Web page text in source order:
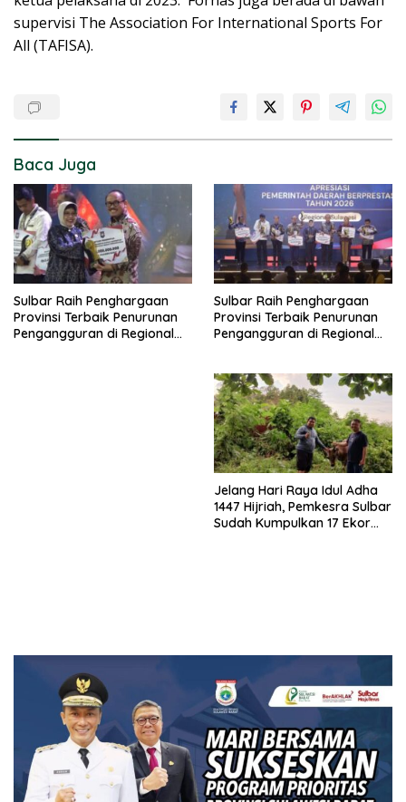
supervisi The Association For International Sports For
All (TAFISA).
Baca Juga
Sulbar Raih Penghargaan
Provinsi Terbaik Penurunan
Pengangguran di Regional
Sulbar Raih Penghargaan
Provinsi Terbaik Penurunan
Pengangguran di Regional
Jelang Hari Raya Idul Adha
1447 Hijriah, Pemkesra Sulbar
Sudah Kumpulkan 17 Ekor